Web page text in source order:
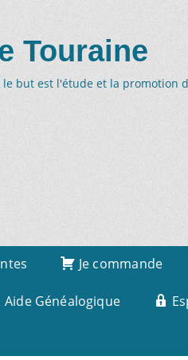
Touraine
but est l'étude et la promotion
Je commande
Aide Généalogique